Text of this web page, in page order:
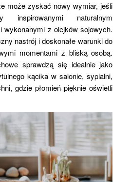
może zyskać nowy wymiar, jeśli
inspirowanymi naturalnym
wykonanymi z olejków sojowych.
nastrój i doskonałe warunki do
momentami z bliską osobą.
sprawdzą się idealnie jako
kącika w salonie, sypialni,
gdzie płomień pięknie oświetli